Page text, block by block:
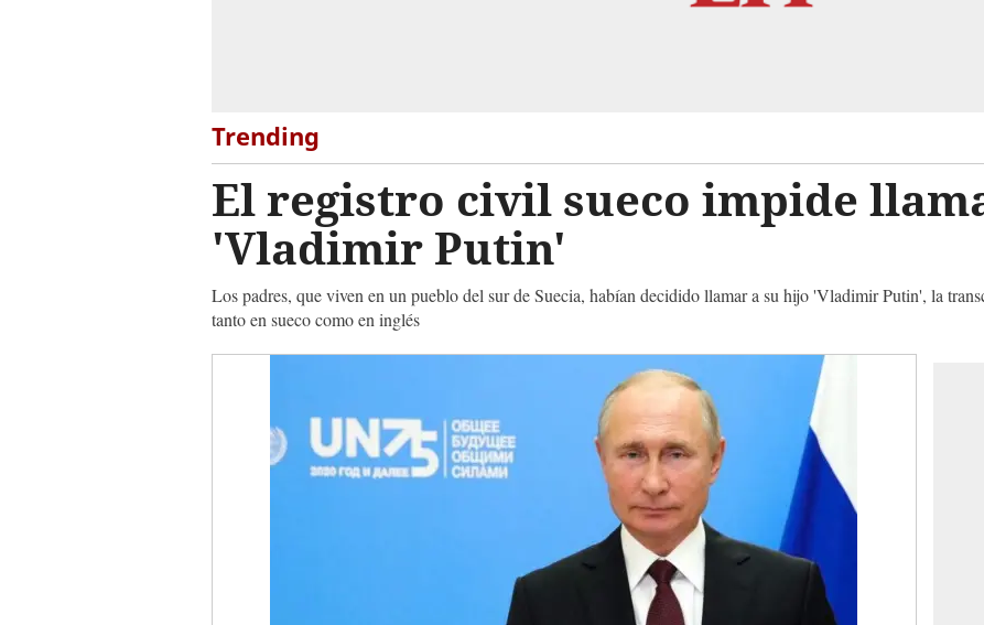
Trending
El registro civil sueco impide
'Vladimir Putin'
Los padres, que viven en un pueblo del sur de Suecia, habían decidido llamar a su hijo 'Vladimir Putin', la
tanto en sueco como en inglés